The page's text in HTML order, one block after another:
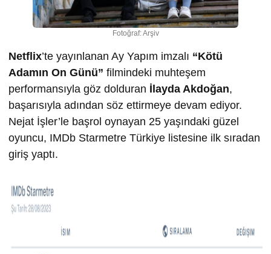
Fotoğraf: Arşiv
Netflix’te yayınlanan Ay Yapım imzalı “Kötü
Adamın On Günü” filmindeki muhteşem
performansıyla göz dolduran İlayda Akdoğan,
başarısıyla adından söz ettirmeye devam ediyor.
Nejat İşler’le başrol oynayan 25 yaşındaki güzel
oyuncu, IMDb Starmetre Türkiye listesine ilk sıradan
giriş yaptı.